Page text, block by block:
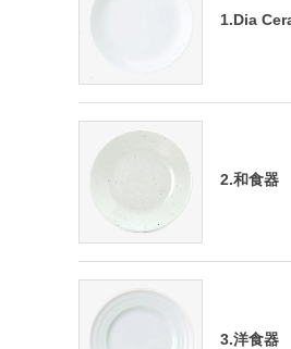
1.Dia
2.和食器
3.洋食器